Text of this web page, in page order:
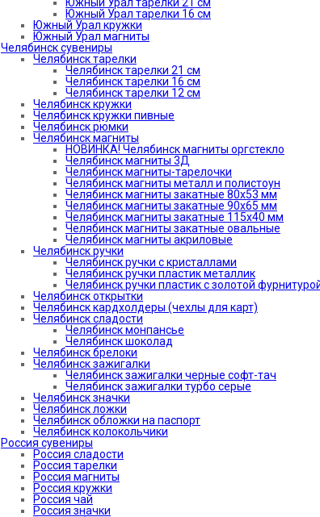
Южный Урал тарелки 16 см
Южный Урал кружки
Южный Урал магниты
Челябинск сувениры
Челябинск тарелки
Челябинск тарелки 21 см
Челябинск тарелки 16 см
Челябинск тарелки 12 см
Челябинск кружки
Челябинск кружки пивные
Челябинск рюмки
Челябинск магниты
НОВИНКА! Челябинск магниты оргстекло
Челябинск магниты 3Д
Челябинск магниты-тарелочки
Челябинск магниты металл и полистоун
Челябинск магниты закатные 80х53 мм
Челябинск магниты закатные 90х65 мм
Челябинск магниты закатные 115х40 мм
Челябинск магниты закатные овальные
Челябинск магниты акриловые
Челябинск ручки
Челябинск ручки с кристаллами
Челябинск ручки пластик металлик
Челябинск ручки пластик с золотой
Челябинск открытки
Челябинск кардхолдеры (чехлы для карт)
Челябинск сладости
Челябинск монпансье
Челябинск шоколад
Челябинск брелоки
Челябинск зажигалки
Челябинск зажигалки черные софт-тач
Челябинск зажигалки турбо серые
Челябинск значки
Челябинск ложки
Челябинск обложки на паспорт
Челябинск колокольчики
Россия сувениры
Россия сладости
Россия тарелки
Россия магниты
Россия кружки
Россия чай
Россия значки